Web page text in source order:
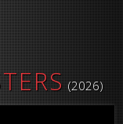
(2026)